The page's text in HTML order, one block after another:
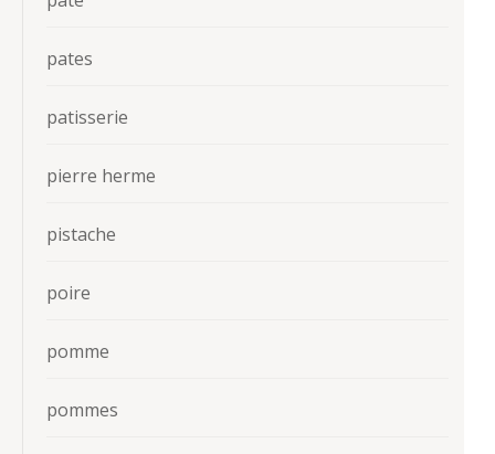
pates
patisserie
pierre herme
pistache
poire
pomme
pommes